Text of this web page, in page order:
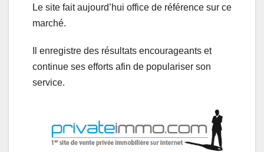
Le site fait aujourd’hui office de référence sur ce
marché.
Il enregistre des résultats encourageants et
continue ses efforts afin de populariser son
service.